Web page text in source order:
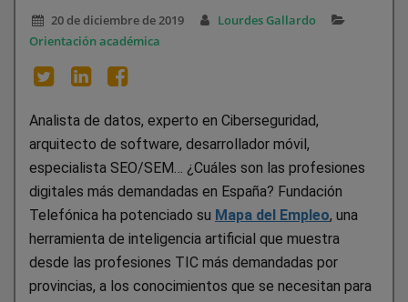
20 de diciembre de 2019
Lourdes Gallardo
Orientación académica
Analista de datos, experto en Ciberseguridad,
arquitecto de software, desarrollador móvil,
especialista SEO/SEM… ¿Cuáles son las profesiones
digitales más demandadas en España? Fundación
Telefónica ha potenciado su Mapa del Empleo, una
herramienta de inteligencia artificial que muestra
desde las profesiones TIC más demandadas por
provincias, a los conocimientos que se necesitan para